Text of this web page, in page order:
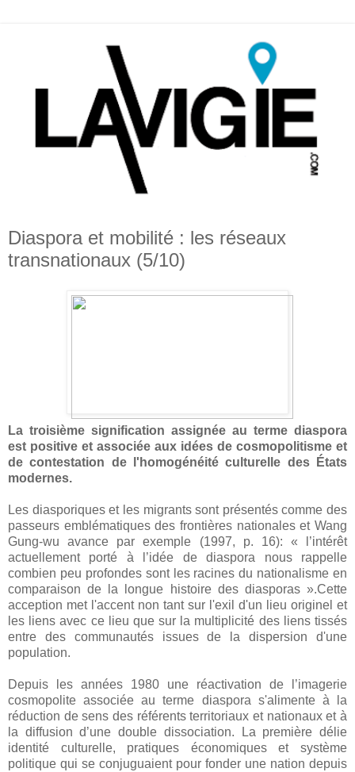
Diaspora et mobilité : les réseaux
transnationaux (5/10)
La troisième signification assignée au terme diaspora
est positive et associée aux idées de cosmopolitisme et
de contestation de l'homogénéité culturelle des États
modernes.
Les diasporiques et les migrants sont présentés comme des
passeurs emblématiques des frontières nationales et Wang
Gung-wu avance par exemple (1997, p. 16): « l’intérêt
actuellement porté à l’idée de diaspora nous rappelle
combien peu profondes sont les racines du nationalisme en
comparaison de la longue histoire des diasporas ».Cette
acception met l'accent non tant sur l'exil d'un lieu originel et
les liens avec ce lieu que sur la multiplicité des liens tissés
entre des communautés issues de la dispersion d'une
population.
Depuis les années 1980 une réactivation de l’imagerie
cosmopolite associée au terme diaspora s'alimente à la
réduction de sens des référents territoriaux et nationaux et à
la diffusion d’une double dissociation. La première délie
identité culturelle, pratiques économiques et système
politique qui se conjuguaient pour fonder une nation depuis